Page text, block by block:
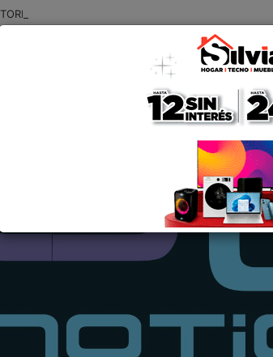
TORNEO LIGA LAPRIDENSE DE FUTBOL: